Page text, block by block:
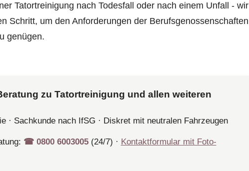
Tatortreinigung nach Todesfall oder nach einem Unfall - wir
Schritt, um den Anforderungen der Berufsgenossenschaften
genügen.
zu Tatortreinigung und allen weiteren
· Sachkunde nach IfSG · Diskret mit neutralen Fahrzeugen
☎︎ 0800 6003005(24/7) · Kontaktformular mit Foto-